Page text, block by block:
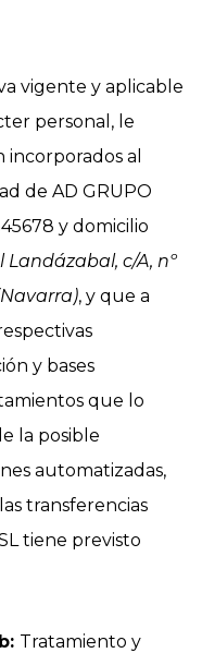
vigente y aplicable
personal, le
incorporados al
de AD GRUPO
y domicilio
c/A, nº
, y que a
y bases
que lo
la posible
automatizadas,
transferencias
tiene previsto
Tratamiento y